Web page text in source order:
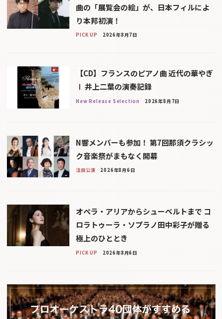
曲の「展覧会の絵」が、日本フィルによ
り本邦初演！
PICK UP 2026年8月7日
【CD】フランスのピアノ曲 近代の華やぎ
Ⅰ 井上二葉の演奏記録
New Release Selection 2026年8月7日
N響メンバーも参加！ 第7回那須クラシッ
ク音楽祭がまもなく開幕
注目公演 2026年8月6日
オペラ・アリアからシューベルトまで コ
ロラトゥーラ・ソプラノ田中彩子が贈る
極上のひととき
PICK UP 2026年8月6日